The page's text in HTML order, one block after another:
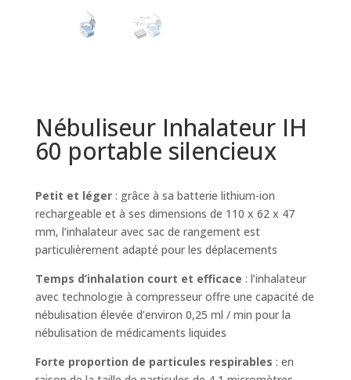
Nébuliseur Inhalateur IH
60 portable silencieux
Petit et léger: grâce à sa batterie lithium-ion
rechargeable et à ses dimensions de 110 x 62 x 47
mm, l’inhalateur avec sac de rangement est
particulièrement adapté pour les déplacements
Temps d’inhalation court et efficace : l’inhalateur
avec technologie à compresseur offre une capacité de
nébulisation élevée d’environ 0,25 ml / min pour la
nébulisation de médicaments liquides
Forte proportion de particules respirables : en